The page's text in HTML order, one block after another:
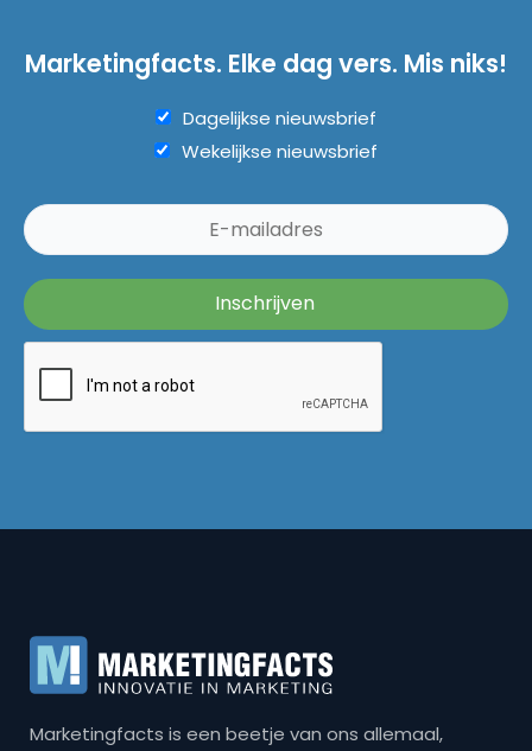
Marketingfacts. Elke dag vers. Mis niks!
Dagelijkse nieuwsbrief
Wekelijkse nieuwsbrief
Marketingfacts is een beetje van ons allemaal,